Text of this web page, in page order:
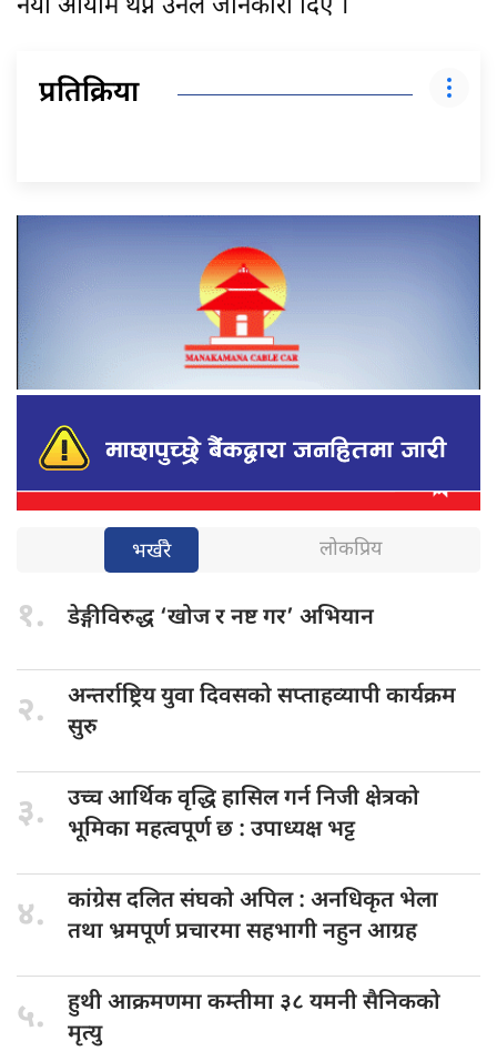
नयाँ आयाम थप्ने उनले जानकारी दिए ।
प्रतिक्रिया
भर्खरै लोकप्रिय
१. डेङ्गीविरुद्ध ‘खोजर नष्ट गर’ अभियान
२. अन्तर्राष्ट्रिय युवादिवसको सप्ताहव्यापी कार्यक्रम
सुरु
३. उच्च आर्थिकवृद्धि हासिल गर्न निजी क्षेत्रको
भूमिका महत्वपूर्ण छ : उपाध्यक्ष भट्ट
४. कांग्रेस दलितसंघको अपिल : अनधिकृत भेला
तथा भ्रमपूर्ण प्रचारमा सहभागी नहुन आग्रह
५. हुथी आक्रमणमाकम्तीमा ३८ यमनी सैनिकको
मृत्यु